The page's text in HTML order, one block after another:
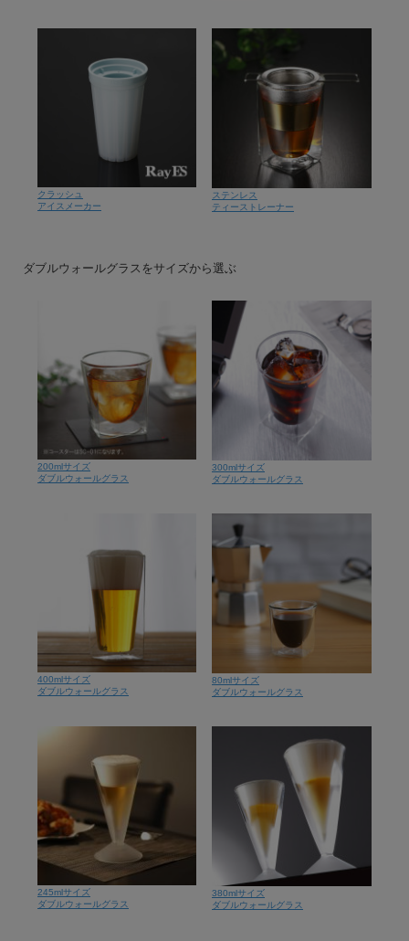
クラッシュ
アイスメーカー
ステンレス
ティーストレーナー
ダブルウォールグラスをサイズから選ぶ
200mlサイズ
ダブルウォールグラス
300mlサイズ
ダブルウォールグラス
400mlサイズ
ダブルウォールグラス
80mlサイズ
ダブルウォールグラス
245mlサイズ
ダブルウォールグラス
380mlサイズ
ダブルウォールグラス